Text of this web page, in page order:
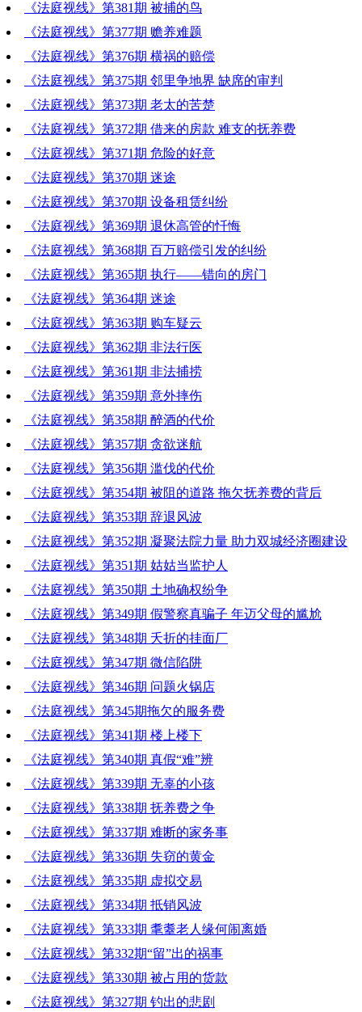
《法庭视线》第381期 被捕的鸟
《法庭视线》第377期 赡养难题
《法庭视线》第376期 横祸的赔偿
《法庭视线》第375期 邻里争地界 缺席的审判
《法庭视线》第373期 老太的苦楚
《法庭视线》第372期 借来的房款 难支的抚养费
《法庭视线》第371期 危险的好意
《法庭视线》第370期 迷途
《法庭视线》第370期 设备租赁纠纷
《法庭视线》第369期 退休高管的忏悔
《法庭视线》第368期 百万赔偿引发的纠纷
《法庭视线》第365期 执行——错向的房门
《法庭视线》第364期 迷途
《法庭视线》第363期 购车疑云
《法庭视线》第362期 非法行医
《法庭视线》第361期 非法捕捞
《法庭视线》第359期 意外摔伤
《法庭视线》第358期 醉酒的代价
《法庭视线》第357期 贪欲迷航
《法庭视线》第356期 滥伐的代价
《法庭视线》第354期 被阻的道路 拖欠抚养费的背后
《法庭视线》第353期 辞退风波
《法庭视线》第352期 凝聚法院力量 助力双城经济圈建设
《法庭视线》第351期 姑姑当监护人
《法庭视线》第350期 土地确权纷争
《法庭视线》第349期 假警察真骗子 年迈父母的尴尬
《法庭视线》第348期 夭折的挂面厂
《法庭视线》第347期 微信陷阱
《法庭视线》第346期 问题火锅店
《法庭视线》第345期拖欠的服务费
《法庭视线》第341期 楼上楼下
《法庭视线》第340期 真假“难”辨
《法庭视线》第339期 无辜的小孩
《法庭视线》第338期 抚养费之争
《法庭视线》第337期 难断的家务事
《法庭视线》第336期 失窃的黄金
《法庭视线》第335期 虚拟交易
《法庭视线》第334期 抵销风波
《法庭视线》第333期 耄耋老人缘何闹离婚
《法庭视线》第332期“留”出的祸事
《法庭视线》第330期 被占用的货款
《法庭视线》第327期 钓出的悲剧